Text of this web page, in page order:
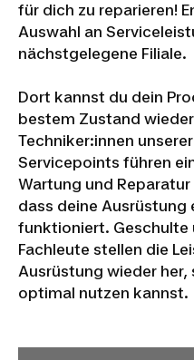
für dich zu reparieren!
Auswahl an
nächstgelegene Filiale.
Dort kannst du dein
bestem Zustand
Techniker:innen unserer
Servicepoints führen
Wartung und
dass deine
funktioniert. Geschulte
Fachleute stellen die
Ausrüstung wieder her,
optimal nutzen kannst.